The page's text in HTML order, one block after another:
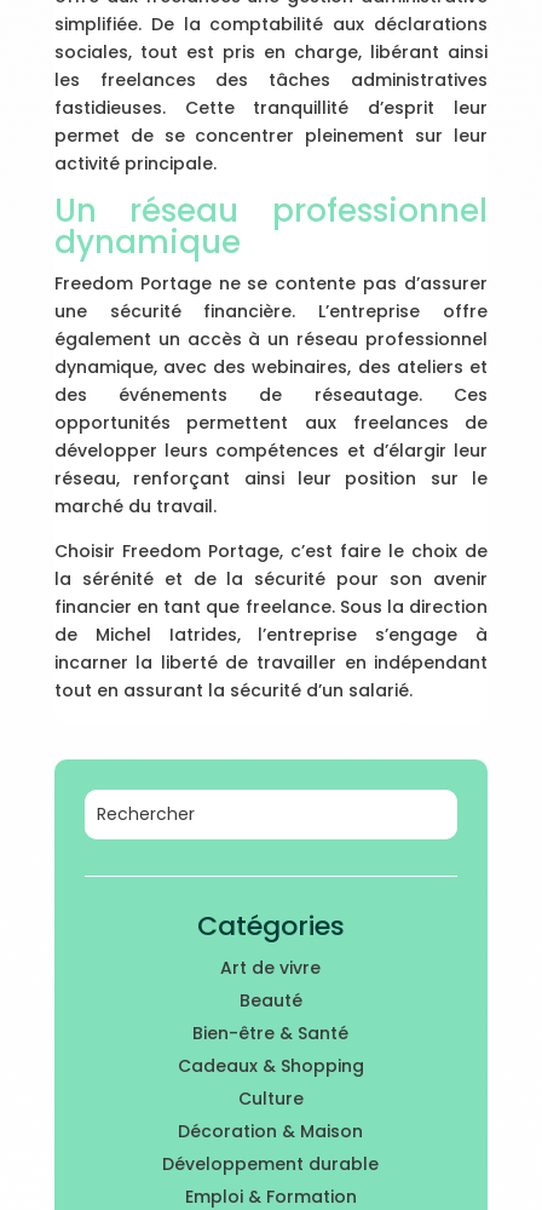
simplifiée. De la comptabilité aux déclarations
sociales, tout est pris en charge, libérant ainsi
les freelances des tâches administratives
fastidieuses. Cette tranquillité d’esprit leur
permet de se concentrer pleinement sur leur
activité principale.
Un réseau professionnel
dynamique
Freedom Portage ne se contente pas d’assurer
une sécurité financière. L’entreprise offre
également un accès à un réseau professionnel
dynamique, avec des webinaires, des ateliers et
des événements de réseautage. Ces
opportunités permettent aux freelances de
développer leurs compétences et d’élargir leur
réseau, renforçant ainsi leur position sur le
marché du travail.
Choisir Freedom Portage, c’est faire le choix de
la sérénité et de la sécurité pour son avenir
financier en tant que freelance. Sous la direction
de Michel Iatrides, l’entreprise s’engage à
incarner la liberté de travailler en indépendant
tout en assurant la sécurité d’un salarié.
Catégories
Art de vivre
Beauté
Bien-être & Santé
Cadeaux & Shopping
Culture
Décoration & Maison
Développement durable
Emploi & Formation